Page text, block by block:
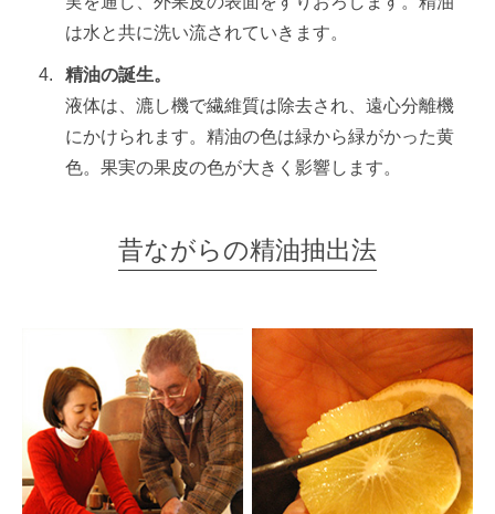
は水と共に洗い流されていきます。
精油の誕生。
液体は、漉し機で繊維質は除去され、遠心分離機
にかけられます。精油の色は緑から緑がかった黄
色。果実の果皮の色が大きく影響します。
昔ながらの精油抽出法